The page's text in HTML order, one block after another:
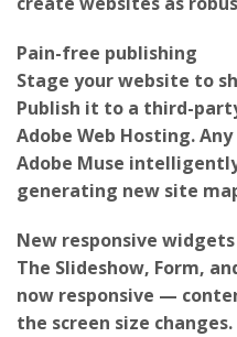
Stage your website to
Publish it to a third-
Adobe Web Hosting.
Adobe Muse
generating new site
The Slideshow, Form,
now responsive —
the screen size changes.